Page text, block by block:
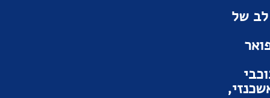
לב של